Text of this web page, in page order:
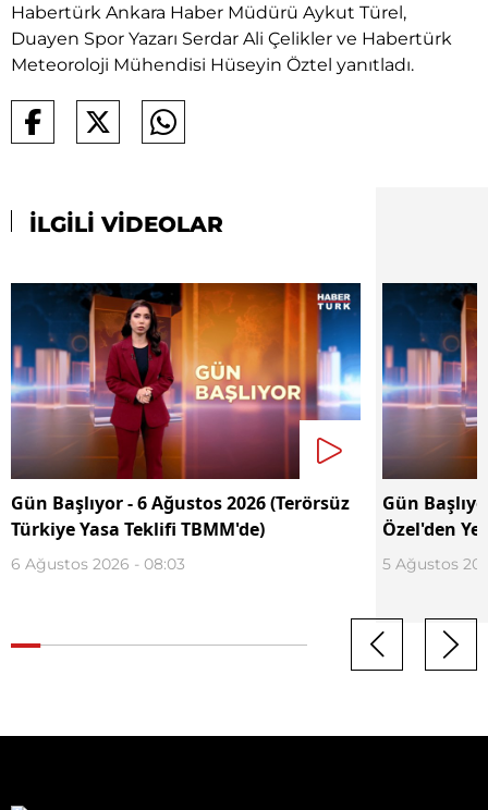
Habertürk Ankara Haber Müdürü Aykut Türel,
Duayen Spor Yazarı Serdar Ali Çelikler ve Habertürk
Meteoroloji Mühendisi Hüseyin Öztel yanıtladı.
İLGİLİ VİDEOLAR
Gün Başlıyor - 6 Ağustos 2026 (Terörsüz
Türkiye Yasa Teklifi TBMM'de)
6 Ağustos 2026 - 08:03
Gün
Özel'den
5 Ağustos